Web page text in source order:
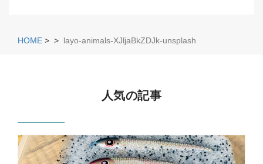
HOME > > layo-animals-XJljaBkZDJk-unsplash
人気の記事